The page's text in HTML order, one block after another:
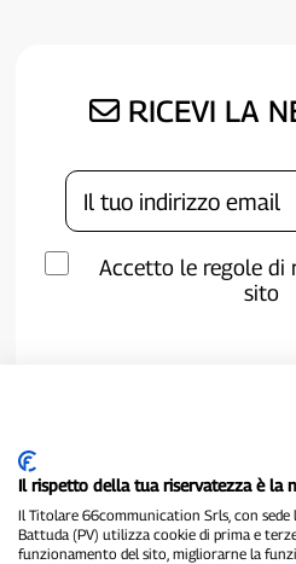
RICEVI LA
Accetto le regole di
sito
Il rispetto della tua riservatezza è la
Il Titolare 66communication Srls, con sede
Battuda (PV) utilizza cookie di prima e
funzionamento del sito, migliorarne la